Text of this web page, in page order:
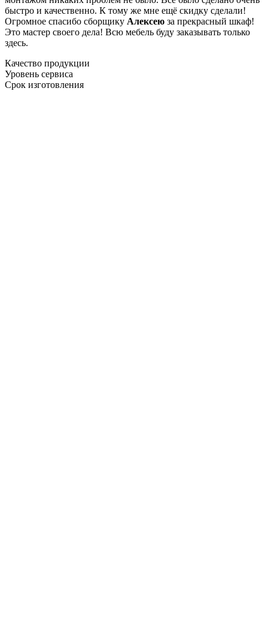
быстро и качественно. К тому же мне ещё скидку сделали!
Огромное спасибо сборщику Алексею за прекрасный шкаф!
Это мастер своего дела! Всю мебель буду заказывать только
здесь.
Качество продукции
Уровень сервиса
Срок изготовления